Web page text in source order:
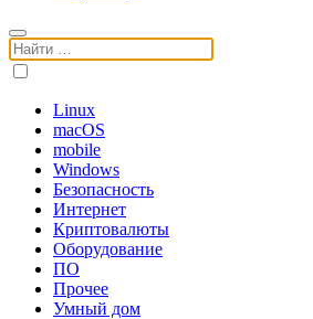
Поиск:
Linux
macOS
mobile
Windows
Безопасность
Интернет
Криптовалюты
Оборудование
ПО
Прочее
Умный дом